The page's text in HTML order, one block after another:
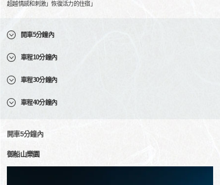
超越情感和刺激」恢復活力的住宿」
開車5分鐘內
車程10分鐘內
車程30分鐘內
車程40分鐘內
開車5分鐘內
御船山樂園